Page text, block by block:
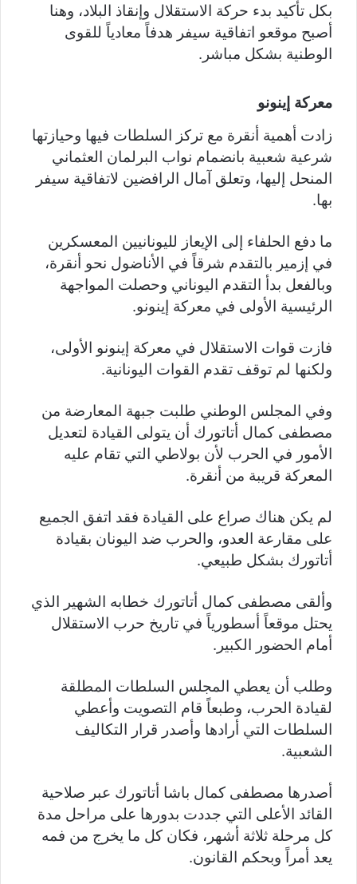
بكل تأكيد بدء حركة الاستقلال وإنقاذ البلاد، وهنا
أصبح موقعو اتفاقية سيفر هدفاً معادياً للقوى
الوطنية بشكل مباشر.
معركة إينونو
زادت أهمية أنقرة مع تركز السلطات فيها وحيازتها
شرعية شعبية بانضمام نواب البرلمان العثماني
المنحل إليها، وتعلق آمال الرافضين لاتفاقية سيفر
بها.
ما دفع الحلفاء إلى الإيعاز لليونانيين المعسكرين
في إزمير بالتقدم شرقاً في الأناضول نحو أنقرة،
وبالفعل بدأ التقدم اليوناني وحصلت المواجهة
الرئيسية الأولى في معركة إينونو.
فازت قوات الاستقلال في معركة إينونو الأولى،
ولكنها لم توقف تقدم القوات اليونانية.
وفي المجلس الوطني طلبت جبهة المعارضة من
مصطفى كمال أتاتورك أن يتولى القيادة لتعديل
الأمور في الحرب لأن بولاطي التي تقام عليه
المعركة قريبة من أنقرة.
لم يكن هناك صراع على القيادة فقد اتفق الجميع
على مقارعة العدو، والحرب ضد اليونان بقيادة
أتاتورك بشكل طبيعي.
وألقى مصطفى كمال أتاتورك خطابه الشهير الذي
يحتل موقعاً أسطورياً في تاريخ حرب الاستقلال
أمام الحضور الكبير.
وطلب أن يعطي المجلس السلطات المطلقة
لقيادة الحرب، وطبعاً قام التصويت وأعطي
السلطات التي أرادها وأصدر قرار التكاليف
الشعبية.
أصدرها مصطفى كمال باشا أتاتورك عبر صلاحية
القائد الأعلى التي جددت بدورها على مراحل مدة
كل مرحلة ثلاثة أشهر، فكان كل ما يخرج من فمه
يعد أمراً وبحكم القانون.